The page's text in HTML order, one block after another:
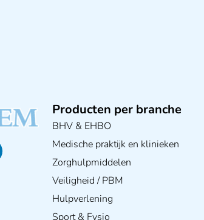
Producten per branche
BHV & EHBO
Medische praktijk en klinieken
Zorghulpmiddelen
Veiligheid / PBM
Hulpverlening
Sport & Fysio